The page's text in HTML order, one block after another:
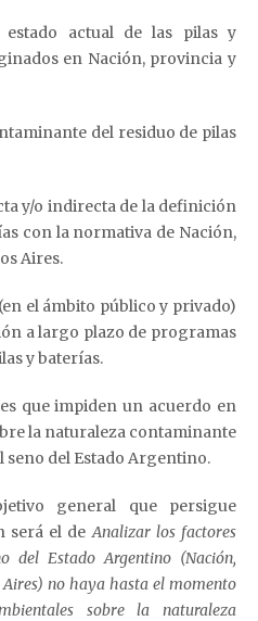
actual de las pilas y
en Nación, provincia y
del residuo de pilas
y/o indirecta de la definición
con la normativa de Nación,
Aires.
el ámbito público y privado)
a largo plazo de programas
y baterías.
que impiden un acuerdo en
la naturaleza contaminante
seno del Estado Argentino.
general que persigue
será el deAnalizar los factores
del Estado Argentino (Nación,
no haya hasta el momento
sobre la naturaleza